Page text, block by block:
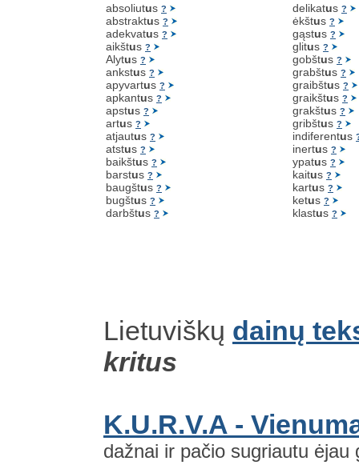
absoliutus ?
abstraktus ?
adekvatus ?
aikštus ?
Alytus ?
ankstus ?
apyvartus ?
apkantus ?
apstus ?
artus ?
atjautus ?
atstus ?
baikštus ?
barstus ?
baugštus ?
bugštus ?
darbštus ?
delikatus ?
ėkštus ?
gąstus ?
glitus ?
gobštus ?
grabštus ?
graibštus ?
graikštus ?
grakštus ?
gribštus ?
indiferentus
inertus ?
ypatus ?
kaitus ?
kartus ?
ketus ?
klastus ?
Lietuviškų dainų
kritus
K.U.R.V.A -
dažnai ir pačio sugriautu